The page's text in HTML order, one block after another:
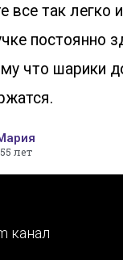
все так легко и
постоянно
что шарики
55 лет
канал